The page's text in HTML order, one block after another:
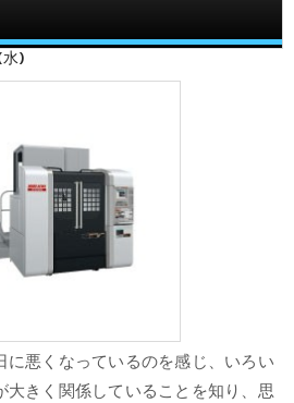
)
に悪くなっているのを感じ、いろい
大きく関係していることを知り、思